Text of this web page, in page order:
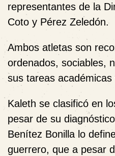
representantes de la
Coto y Pérez Zeledón.
Ambos atletas son
ordenados, sociables,
sus tareas académicas
Kaleth se clasificó en
pesar de su
Benítez Bonilla lo
guerrero, que a pesar